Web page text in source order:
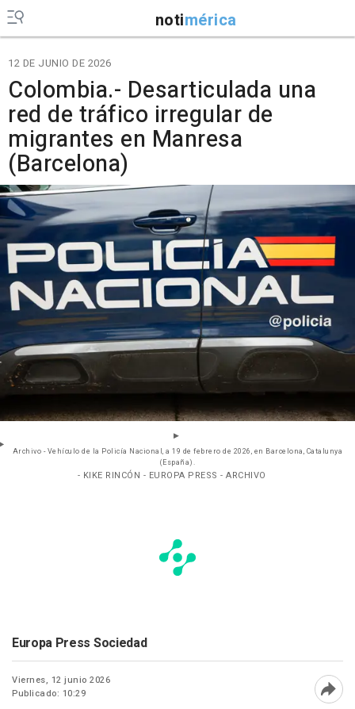
notimérica
12 DE JUNIO DE 2026
Colombia.- Desarticulada una
red de tráfico irregular de
migrantes en Manresa
(Barcelona)
Archivo - Vehículo de la Policía Nacional, a 19 de febrero de 2026, en Barcelona, Catalunya
(España).
- KIKE RINCÓN - EUROPA PRESS - ARCHIVO
Europa Press Sociedad
Viernes, 12 junio 2026
Publicado: 10:29